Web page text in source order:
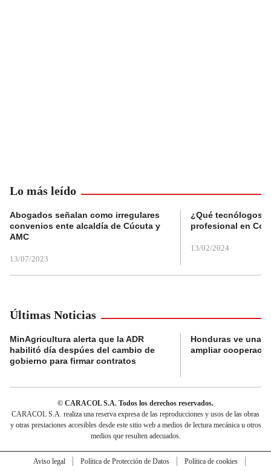
Lo más leído
Abogados señalan como irregulares
convenios ente alcaldía de Cúcuta y
AMC
13/07/2023
¿Qué tecnólogos
profesional en
13/02/2024
Últimas Noticias
MinAgricultura alerta que la ADR
habilitó día despúes del cambio de
gobierno para firmar contratos
Honduras ve una
ampliar
© CARACOL S.A. Todos los derechos reservados.
CARACOL S.A. realiza una reserva expresa de las reproducciones y usos de las obras
y otras prestaciones accesibles desde este sitio web a medios de lectura mecánica u otros
medios que resulten adecuados.
Aviso legal Política de Protección de Datos
Política de cookies